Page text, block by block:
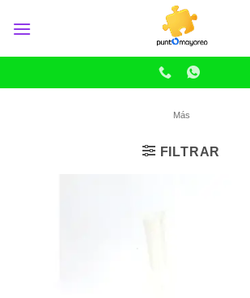
Más
FILTRAR